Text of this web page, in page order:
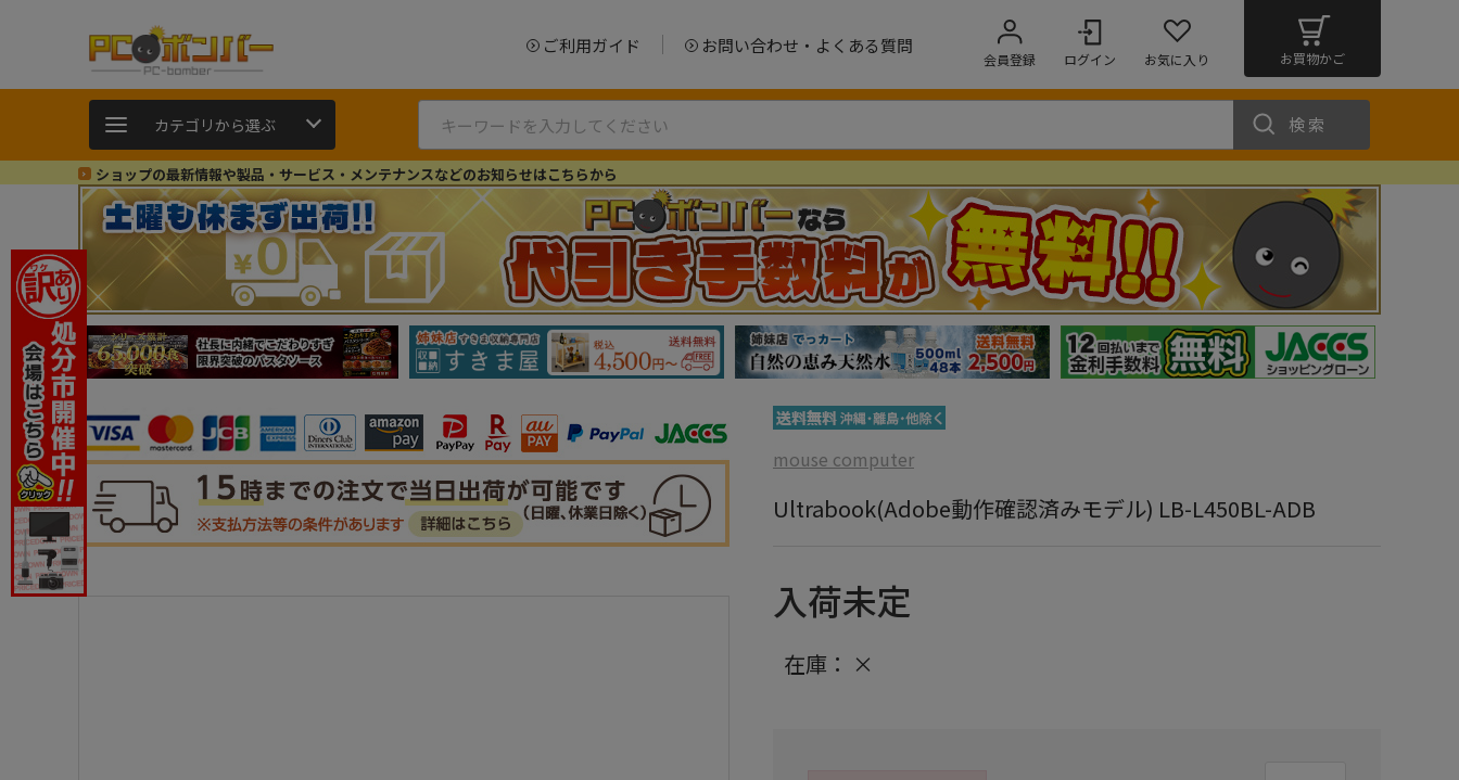
ご利用ガイド お問い合わせ・よくある質問
会員登録 ログイン お気に入り お買物かご
カテゴリから選ぶ 検索
ショップの最新情報や製品・サービス・メンテナンスなどのお知らせはこちらから
mouse computer
Ultrabook(Adobe動作確認済みモデル) LB-L450BL-ADB
入荷未定
在庫： ×